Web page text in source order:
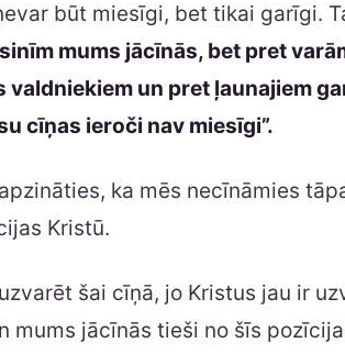
būt miesīgi, bet tikai garīgi.
mums jācīnās, bet pret
un pret ļaunajiem
cīņas ieroči nav miesīgi”.
ka mēs necīnāmies
Kristū.
šai cīņā, jo Kristus jau ir
mums jācīnās tieši no šīs